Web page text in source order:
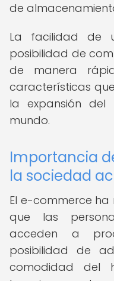
de
La facilidad de
posibilidad de
de manera
características
la expansión
mundo.
Importancia
la sociedad
El e-commerce
que las
acceden a
posibilidad de
comodidad del